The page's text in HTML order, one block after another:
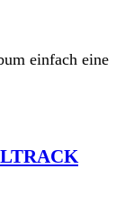
einfach eine